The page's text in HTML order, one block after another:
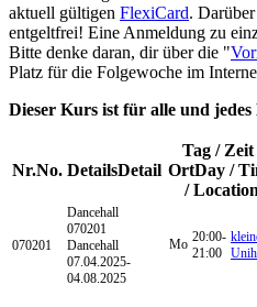
aktuell gültigen FlexiCard.
entgeltfrei! Eine Anmeldung zu
Bitte denke daran, dir über die "
Platz für die Folgewoche im
Dieser Kurs ist für alle und jedes
Nr.No. DetailsDetail
Tag / Zeit
OrtDay /
/ Location
070201
Dancehall
070201
Dancehall
07.04.2025-
04.08.2025
Mo 20:00-
21:00